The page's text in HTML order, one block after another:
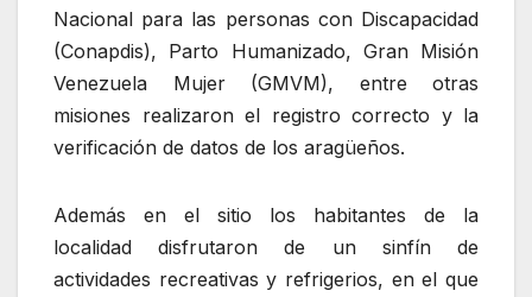
Nacional para las personas con Discapacidad
(Conapdis), Parto Humanizado, Gran Misión
Venezuela Mujer (GMVM), entre otras
misiones realizaron el registro correcto y la
verificación de datos de los aragüeños.
Además en el sitio los habitantes de la
localidad disfrutaron de un sinfín de
actividades recreativas y refrigerios, en el que